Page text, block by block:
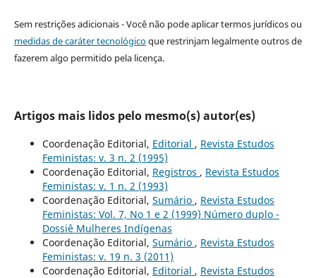
Sem restrições adicionais - Você não pode aplicar termos jurídicos ou
medidas de caráter tecnológicoque restrinjam legalmente outros de
fazerem algo permitido pela licença.
Artigos mais lidos pelo mesmo(s) autor(es)
Coordenação Editorial, Editorial , Revista Estudos
Feministas: v. 3 n. 2 (1995)
Coordenação Editorial, Registros , Revista Estudos
Feministas: v. 1 n. 2 (1993)
Coordenação Editorial, Sumário , Revista Estudos
Feministas: Vol. 7, No 1 e 2 (1999) Número duplo -
Dossiê Mulheres Indígenas
Coordenação Editorial, Sumário , Revista Estudos
Feministas: v. 19 n. 3 (2011)
Coordenação Editorial, Editorial , Revista Estudos